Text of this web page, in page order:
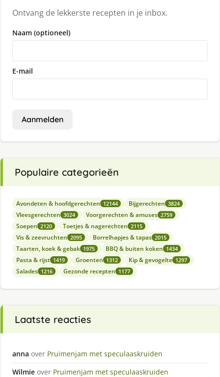
Ontvang de lekkerste recepten in je inbox.
Naam (optioneel)
E-mail
Aanmelden
Populaire categorieën
Avondeten & hoofdgerechten 12144 Bijgerechten 3824
Vleesgerechten 3024 Voorgerechten & amuses 2759
Soepen 2120 Toetjes & nagerechten 2115
Vis & zeevruchten 2095 Borrelhapjes & tapas 2015
Taarten, koek & gebak 1975 BBQ & buiten koken 1434
Pasta & rijst 1419 Groenten 1312 Kip & gevogelte 1297
Salades 1216 Gezonde recepten 1177
Laatste reacties
anna over Pruimenjam met speculaaskruiden
Wilmie over Pruimenjam met speculaaskruiden